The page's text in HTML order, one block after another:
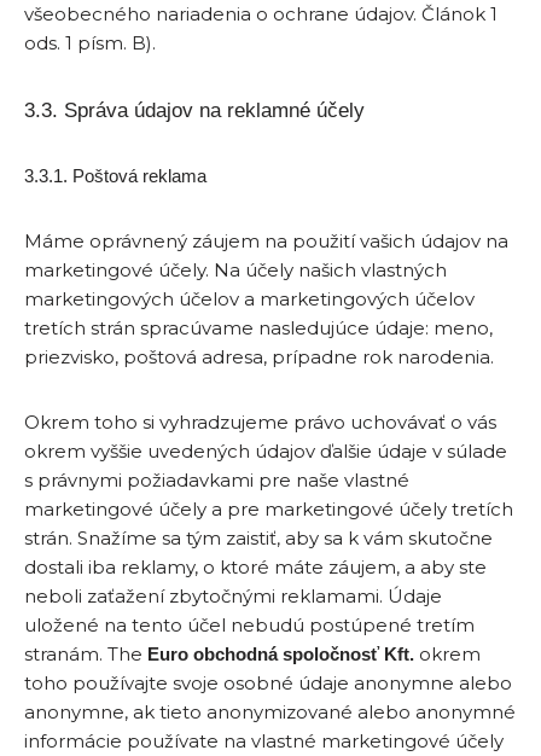
všeobecného nariadenia o ochrane údajov. Článok 1
ods. 1 písm. B).
3.3. Správa údajov na reklamné účely
3.3.1. Poštová reklama
Máme oprávnený záujem na použití vašich údajov na
marketingové účely. Na účely našich vlastných
marketingových účelov a marketingových účelov
tretích strán spracúvame nasledujúce údaje: meno,
priezvisko, poštová adresa, prípadne rok narodenia.
Okrem toho si vyhradzujeme právo uchovávať o vás
okrem vyššie uvedených údajov ďalšie údaje v súlade
s právnymi požiadavkami pre naše vlastné
marketingové účely a pre marketingové účely tretích
strán. Snažíme sa tým zaistiť, aby sa k vám skutočne
dostali iba reklamy, o ktoré máte záujem, a aby ste
neboli zaťažení zbytočnými reklamami. Údaje
uložené na tento účel nebudú postúpené tretím
stranám. The Euro obchodná spoločnosť Kft. okrem
toho používajte svoje osobné údaje anonymne alebo
anonymne, ak tieto anonymizované alebo anonymné
informácie používate na vlastné marketingové účely